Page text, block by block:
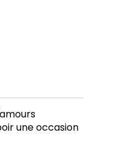
une occasion